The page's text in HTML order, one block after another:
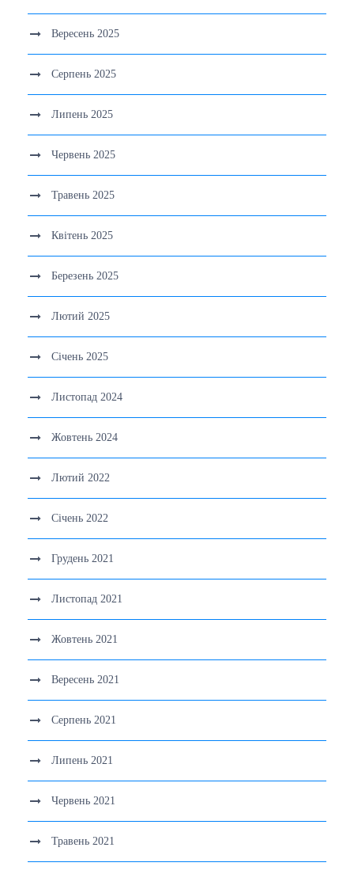
Вересень 2025
Серпень 2025
Липень 2025
Червень 2025
Травень 2025
Квітень 2025
Березень 2025
Лютий 2025
Січень 2025
Листопад 2024
Жовтень 2024
Лютий 2022
Січень 2022
Грудень 2021
Листопад 2021
Жовтень 2021
Вересень 2021
Серпень 2021
Липень 2021
Червень 2021
Травень 2021